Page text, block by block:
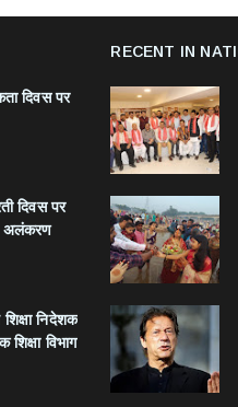
दिवस पर
दिवस पर
अलंकरण
निदेशक
विभाग
RECENT IN